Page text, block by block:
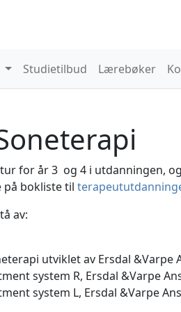
Studietilbud Lærebøker
for år 3 og 4 i utdanningen,
på bokliste til
av:
utviklet av Ersdal &Varpe
system R, Ersdal &Varpe
system L, Ersdal &Varpe Ans